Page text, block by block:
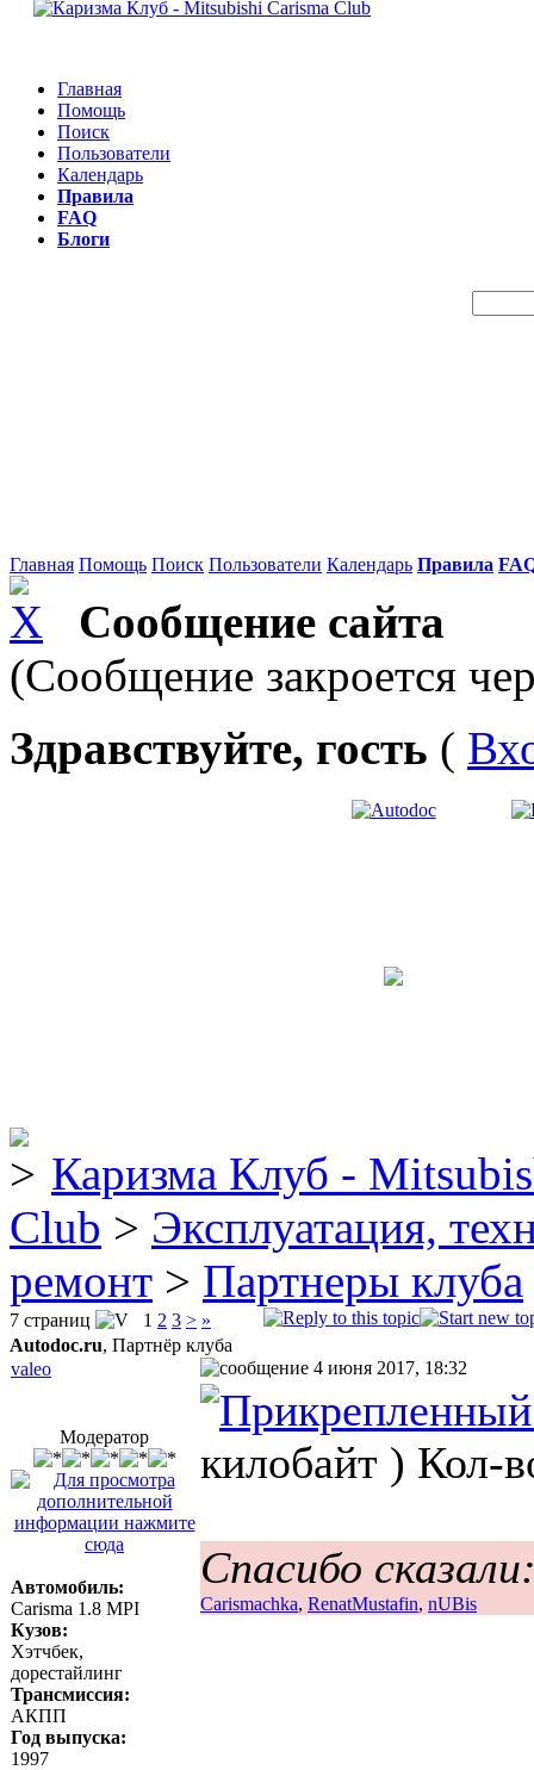
Главная
Помощь
Поиск
Пользователи
Календарь
Правила
FAQ
Блоги
Главная Помощь Поиск Пользователи Календарь Правила
Сообщение сайта
(Сообщение закроется
Здравствуйте, гость (
Каризма Клуб -
Club > Эксплуатация,
ремонт > Партнеры клуба
7 страниц 1 2 3 > »
Autodoc.ru, Партнёр клуба
valeo
4 июня 2017, 18:32
Модератор
Автомобиль:
Carisma 1.8 MPI
Кузов:
Хэтчбек,
дорестайлинг
Трансмиссия:
АКПП
Год выпуска:
1997
килобайт ) Кол-
Спасибо
Carismachka, RenatMustafin, nUBis